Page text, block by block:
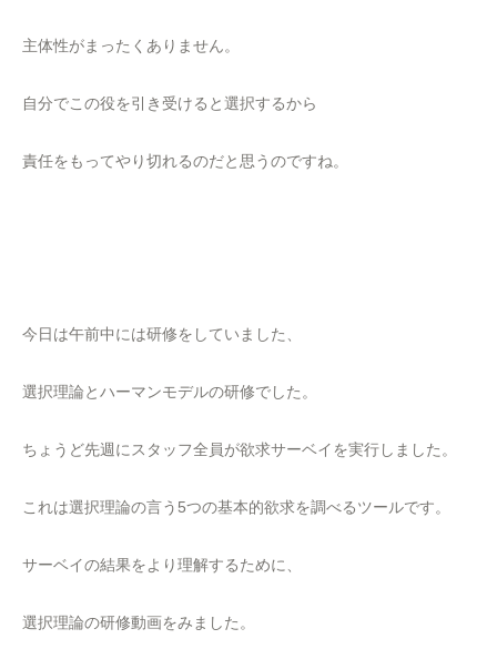
主体性がまったくありません。
自分でこの役を引き受けると選択するから
責任をもってやり切れるのだと思うのですね。
今日は午前中には研修をしていました、
選択理論とハーマンモデルの研修でした。
ちょうど先週にスタッフ全員が欲求サーベイを実行しました。
これは選択理論の言う5つの基本的欲求を調べるツールです。
サーベイの結果をより理解するために、
選択理論の研修動画をみました。